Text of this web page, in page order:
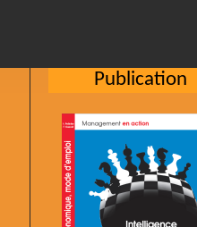
Publication